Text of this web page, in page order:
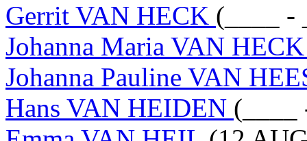
Gerrit VAN HECK (____ -
Johanna Maria VAN
Johanna Pauline VAN
Hans VAN HEIDEN (____